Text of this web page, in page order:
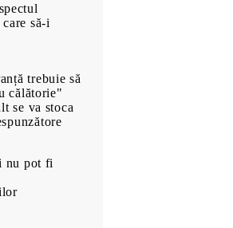
și Afaceri
Engleză
Lei
să-i
trebuie să
călătorie"
se va stoca
nu pot fi